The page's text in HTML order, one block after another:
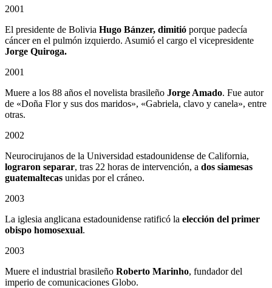
2001
El presidente de Bolivia Hugo Bánzer, dimitió porque padecía
cáncer en el pulmón izquierdo. Asumió el cargo el vicepresidente
Jorge Quiroga.
2001
Muere a los 88 años el novelista brasileño Jorge Amado. Fue autor
de «Doña Flor y sus dos maridos», «Gabriela, clavo y canela», entre
otras.
2002
Neurocirujanos de la Universidad estadounidense de California,
lograron separar, tras 22 horas de intervención, a dos siamesas
guatemaltecas unidas por el cráneo.
2003
La iglesia anglicana estadounidense ratificó la elección del primer
obispo homosexual.
2003
Muere el industrial brasileño Roberto Marinho, fundador del
imperio de comunicaciones Globo.